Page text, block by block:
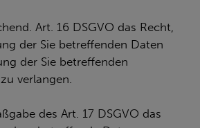
Art. 16 DSGVO das Recht,
der Sie betreffenden Daten
der Sie betreffenden
verlangen.
des Art. 17 DSGVO das